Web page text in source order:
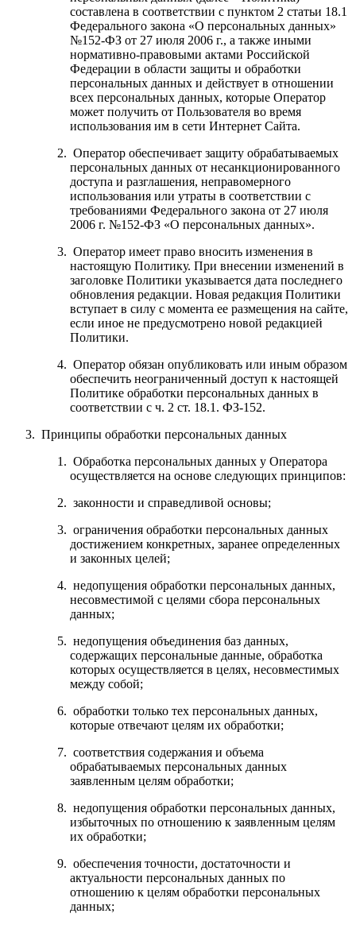
составлена в соответствии с пунктом 2 статьи 18.1
Федерального закона «О персональных данных»
№152-ФЗ от 27 июля 2006 г., а также иными
нормативно-правовыми актами Российской
Федерации в области защиты и обработки
персональных данных и действует в отношении
всех персональных данных, которые Оператор
может получить от Пользователя во время
использования им в сети Интернет Сайта.
Оператор обеспечивает защиту обрабатываемых
персональных данных от несанкционированного
доступа и разглашения, неправомерного
использования или утраты в соответствии с
требованиями Федерального закона от 27 июля
2006 г. №152-ФЗ «О персональных данных».
Оператор имеет право вносить изменения в
настоящую Политику. При внесении изменений в
заголовке Политики указывается дата последнего
обновления редакции. Новая редакция Политики
вступает в силу с момента ее размещения на сайте,
если иное не предусмотрено новой редакцией
Политики.
Оператор обязан опубликовать или иным образом
обеспечить неограниченный доступ к настоящей
Политике обработки персональных данных в
соответствии с ч. 2 ст. 18.1. ФЗ-152.
Принципы обработки персональных данных
Обработка персональных данных у Оператора
осуществляется на основе следующих принципов:
законности и справедливой основы;
ограничения обработки персональных данных
достижением конкретных, заранее определенных
и законных целей;
недопущения обработки персональных данных,
несовместимой с целями сбора персональных
данных;
недопущения объединения баз данных,
содержащих персональные данные, обработка
которых осуществляется в целях, несовместимых
между собой;
обработки только тех персональных данных,
которые отвечают целям их обработки;
соответствия содержания и объема
обрабатываемых персональных данных
заявленным целям обработки;
недопущения обработки персональных данных,
избыточных по отношению к заявленным целям
их обработки;
обеспечения точности, достаточности и
актуальности персональных данных по
отношению к целям обработки персональных
данных;